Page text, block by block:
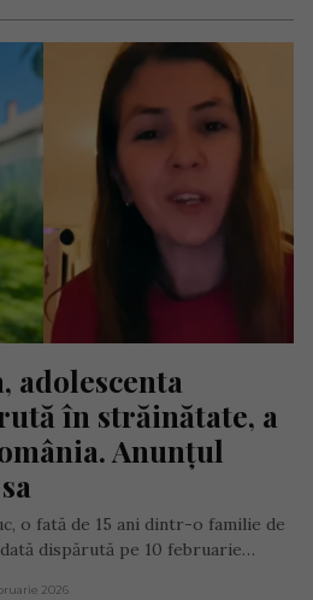
adolescenta
în străinătate, a
Anunțul
o fată de 15 ani dintr-o familie de
dispărută pe 10 februarie…
2026